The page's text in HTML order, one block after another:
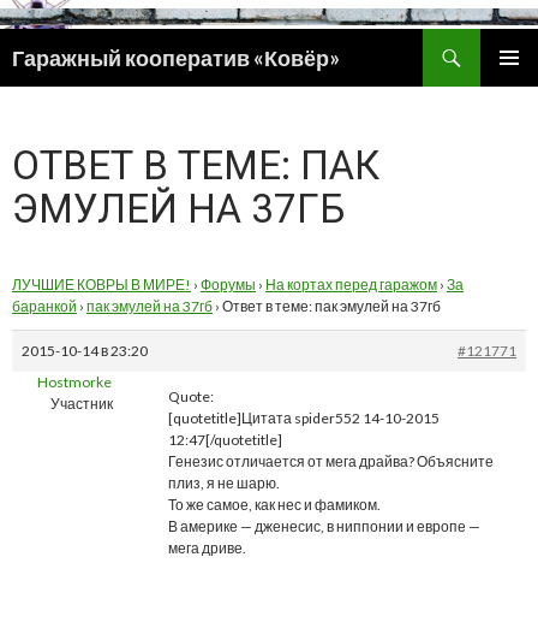
Гаражный кооператив «Ковёр»
ПЕРЕЙТИ
ОТВЕТ В ТЕМЕ: ПАК
ЭМУЛЕЙ НА 37ГБ
ЛУЧШИЕ КОВРЫ В МИРЕ! › Форумы › На кортах перед гаражом › За
баранкой › пак эмулей на 37гб › Ответ в теме: пак эмулей на 37гб
2015-10-14 в 23:20
#121771
Hostmorke
Участник
Quote:
[quotetitle]Цитата spider552 14-10-2015
12:47[/quotetitle]
Генезис отличается от мега драйва? Объясните
плиз, я не шарю.
То же самое, как нес и фамиком.
В америке — дженесис, в ниппонии и европе —
мега дриве.